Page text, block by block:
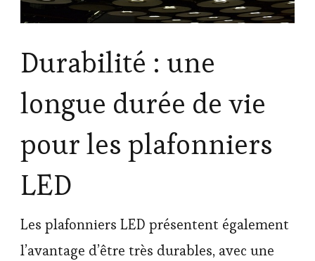
Durabilité : une
longue durée de vie
pour les plafonniers
LED
Les plafonniers LED présentent également
l’avantage d’être très durables, avec une